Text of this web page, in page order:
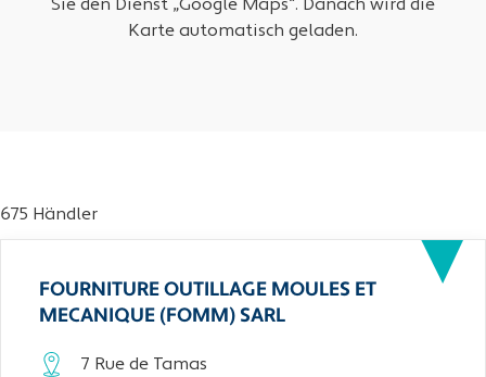
Sie den Dienst „Google Maps“. Danach wird die
Karte automatisch geladen.
675 Händler
FOURNITURE OUTILLAGE MOULES ET
MECANIQUE (FOMM) SARL
7 Rue de Tamas